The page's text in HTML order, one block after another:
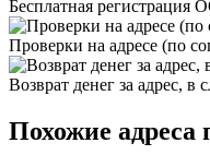
Бесплатная регистрация
Проверки на адресе (по
Возврат денег за адрес, в
Похожие